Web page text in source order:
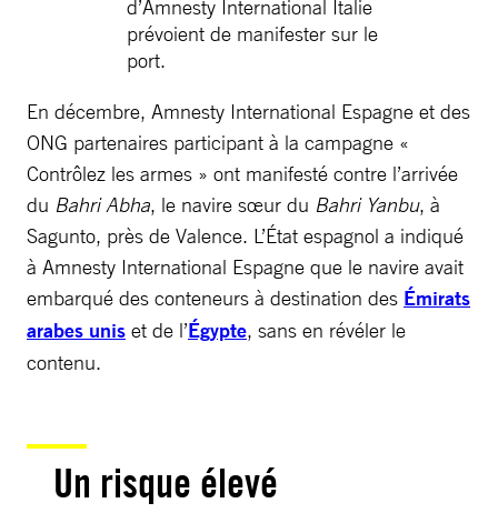
d’Amnesty International Italie
prévoient de manifester sur le
port.
En décembre, Amnesty International Espagne et des
ONG partenaires participant à la campagne «
Contrôlez les armes » ont manifesté contre l’arrivée
du Bahri Abha, le navire sœur du Bahri Yanbu, à
Sagunto, près de Valence. L’État espagnol a indiqué
à Amnesty International Espagne que le navire avait
embarqué des conteneurs à destination des Émirats
arabes unis et de l’Égypte, sans en révéler le
contenu.
Un risque élevé